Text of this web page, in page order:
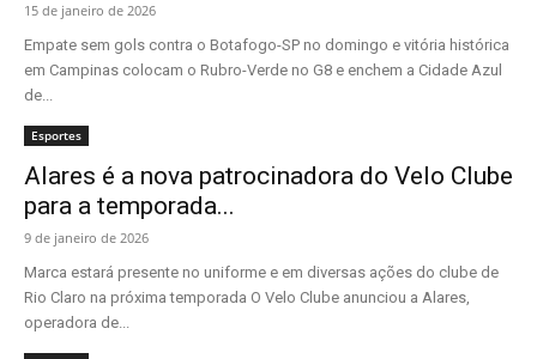
15 de janeiro de 2026
Empate sem gols contra o Botafogo-SP no domingo e vitória histórica
em Campinas colocam o Rubro-Verde no G8 e enchem a Cidade Azul
de...
Esportes
Alares é a nova patrocinadora do Velo Clube
para a temporada...
9 de janeiro de 2026
Marca estará presente no uniforme e em diversas ações do clube de
Rio Claro na próxima temporada O Velo Clube anunciou a Alares,
operadora de...